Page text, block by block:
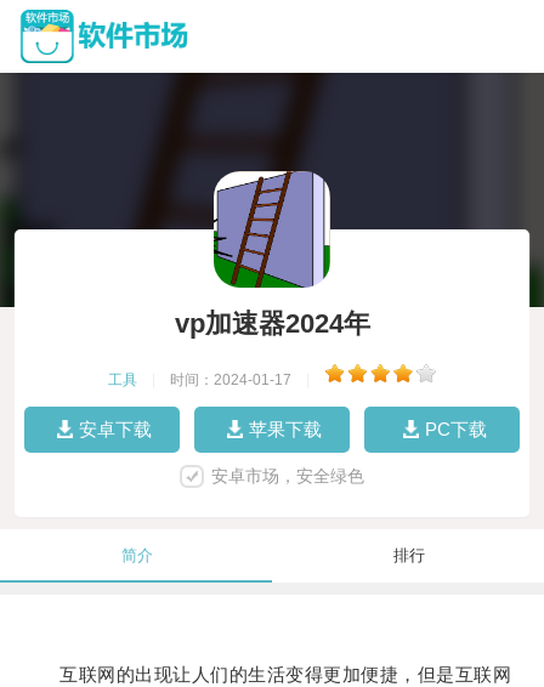
vp加速器2024年
工具 时间：2024-01-17
安卓下载 苹果下载 PC下载
安卓市场，安全绿色
简介 排行
互联网的出现让人们的生活变得更加便捷，但是互联网